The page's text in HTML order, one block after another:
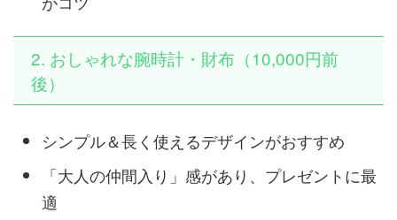
2. おしゃれな腕時計・財布（10,000円前
後）
シンプル＆長く使えるデザインがおすすめ
「大人の仲間入り」感があり、プレゼントに最
適